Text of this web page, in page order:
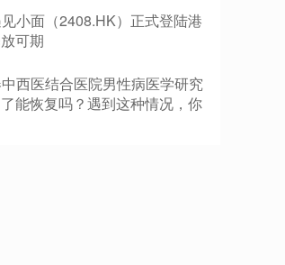
小面（2408.HK）正式登陆港
可期
西医结合医院男性病医学研究
能恢复吗？遇到这种情况，你